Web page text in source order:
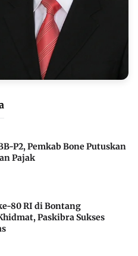
P2, Pemkab Bone Putuskan
Pajak
80 RI di Bontang
Paskibra Sukses